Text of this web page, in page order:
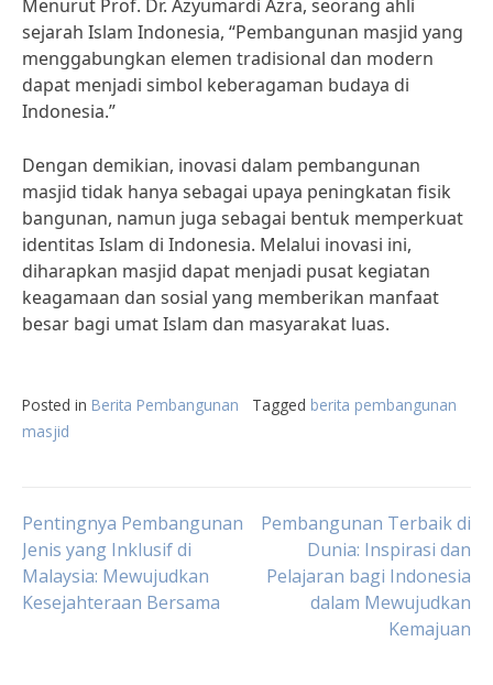
Menurut Prof. Dr. Azyumardi Azra, seorang ahli
sejarah Islam Indonesia, “Pembangunan masjid yang
menggabungkan elemen tradisional dan modern
dapat menjadi simbol keberagaman budaya di
Indonesia.”
Dengan demikian, inovasi dalam pembangunan
masjid tidak hanya sebagai upaya peningkatan fisik
bangunan, namun juga sebagai bentuk memperkuat
identitas Islam di Indonesia. Melalui inovasi ini,
diharapkan masjid dapat menjadi pusat kegiatan
keagamaan dan sosial yang memberikan manfaat
besar bagi umat Islam dan masyarakat luas.
Posted in Berita Pembangunan Tagged berita pembangunan
masjid
Post
navigation
Pentingnya Pembangunan
Jenis yang Inklusif di
Malaysia: Mewujudkan
Kesejahteraan Bersama
Pembangunan Terbaik di
Dunia: Inspirasi dan
Pelajaran bagi Indonesia
dalam Mewujudkan
Kemajuan